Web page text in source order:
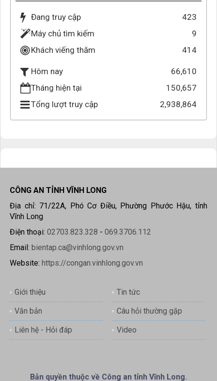
Đang truy cập
423
Máy chủ tìm kiếm
9
Khách viếng thăm
414
Hôm nay
66,610
Tháng hiện tại
150,657
Tổng lượt truy cập
2,938,864
CÔNG AN TỈNH VĨNH LONG
Địa chỉ: 71/22A, Phó Cơ Điều, Phường Phước Hậu, tỉnh
Vĩnh Long
Điện thoại: 02703.823.328 - 069.3706.112
Email: bientap.ca@vinhlong.gov.vn
Website: https://congan.vinhlong.gov.vn
Giới thiệu Tin tức
Văn bản Câu hỏi thường gặp
Liên hệ - Hỏi đáp Video
Bản quyền thuộc về Công an tỉnh Vĩnh Long.